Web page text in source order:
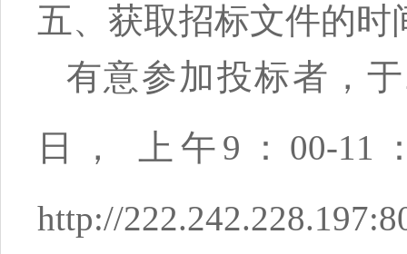
五、获取招标文件的
有意参加投标者，
日， 上午9：00-11
http://